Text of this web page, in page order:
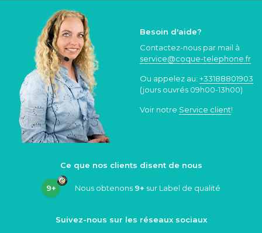
Besoin d'aide?
Contactez-nous par mail à
service@coque-telephone.fr
Ou appelez au: +33188801903
(jours ouvrés 09h00-13h00)
Voir notre Service client!
Ce que nos clients disent de nous
9+ Nous obtenons 9+ sur Label de qualité
Suivez-nous sur les réseaux sociaux